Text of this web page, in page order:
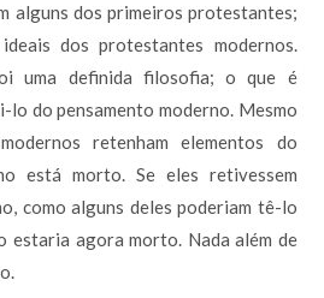
alguns dos primeiros protestantes;
dos protestantes modernos.
uma definida filosofia; o que é
do pensamento moderno. Mesmo
retenham elementos do
está morto. Se eles retivessem
como alguns deles poderiam tê-lo
estaria agora morto. Nada além de